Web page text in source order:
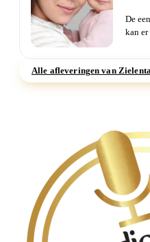
De
kan
Alle afleveringen van